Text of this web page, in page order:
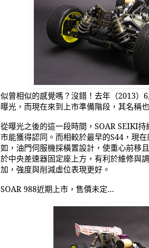
似曾相似的感覺嗎？沒錯！去年（2013） 6
曝光，而現在來到上市準備階段，其名稱
從曝光之後的這一段時間， SOAR SEIKI持
市能獲得認同。而相較於最早的S44 ，現
如，油門伺服機採橫置設計，使重心前移
於中央差速器固定座上方，有利於維修與
加，強度與削減虛位表現更好。
SOAR 988近期上市，售價未定…